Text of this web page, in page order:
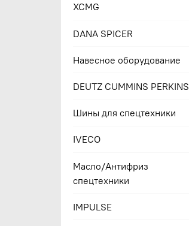
XCMG
DANA SPICER
Навесное оборудование
DEUTZ CUMMINS PERKINS
Шины для спецтехники
IVECO
Масло/Антифриз
спецтехники
IMPULSE